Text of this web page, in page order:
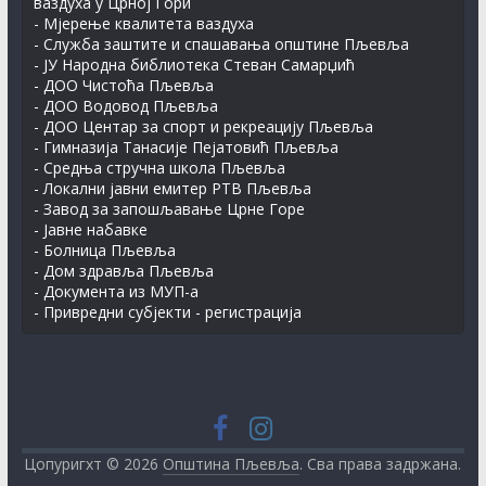
- Мјерење квалитета ваздуха
- Служба заштите и спашавања општине Пљевља
- ЈУ Народна библиотека Стеван Самарџић
- ДОО Чистоћа Пљевља
- ДОО Водовод Пљевља
- ДОО Центар за спорт и рекреацију Пљевља
- Гимназија Танасије Пејатовић Пљевља
- Средња стручна школа Пљевља
- Локални јавни емитер РТВ Пљевља
- Завод за запошљавање Црне Горе
- Јавне набавке
- Болница Пљевља
- Дом здравља Пљевља
- Документа из МУП-а
- Привредни субјекти - регистрација
Цопyригхт © 2026 Општина Пљевља. Сва права задржана.